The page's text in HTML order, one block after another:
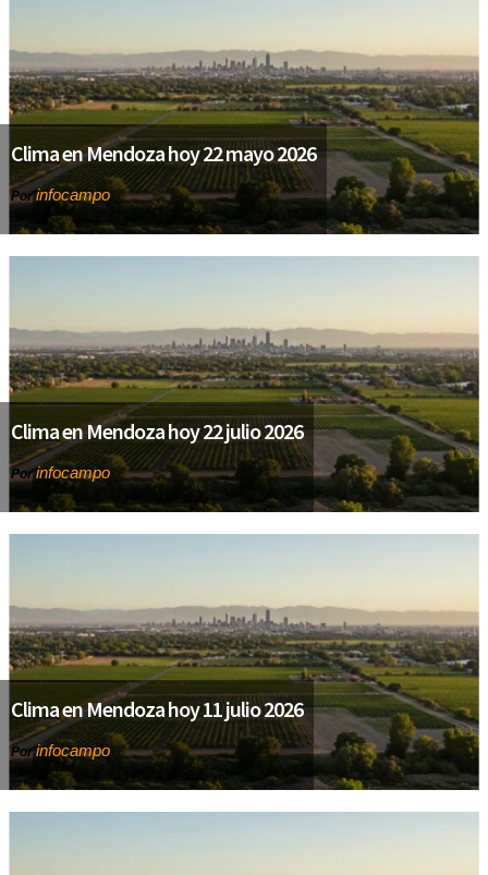
Clima en Mendoza hoy 22 mayo 2026
Porinfocampo
Clima en Mendoza hoy 22 julio 2026
Porinfocampo
Clima en Mendoza hoy 11 julio 2026
Porinfocampo